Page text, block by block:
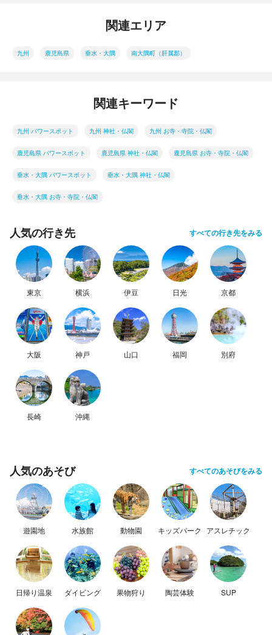
関連エリア
九州 鹿児島県 垂水・大隅 南大隅町（肝属郡）
関連キーワード
九州 パワースポット 九州 神社・仏閣 九州 お寺・寺院・仏閣
鹿児島県 パワースポット 鹿児島県 神社・仏閣 鹿児島県 お寺・寺院・仏閣
垂水・大隅 パワースポット 垂水・大隅 神社・仏閣
垂水・大隅 お寺・寺院・仏閣
人気の行き先 すべての行き先をみる
東京 横浜 伊豆 日光 京都
大阪 神戸 山口 福岡 別府
長崎 沖縄
人気のあそび すべてのあそびをみる
遊園地 水族館 動物園 キッズパーク アスレチック
日帰り温泉 ダイビング 果物狩り 陶芸体験 SUP